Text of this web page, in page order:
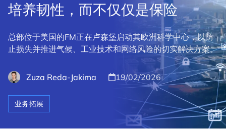
培养韧性，而不仅仅是保险
总部位于美国的FM正在卢森堡启动其欧洲科学中心，以防
止损失并推进气候、工业技术和网络风险的切实解决方案。
Zuza Reda-Jakima 19/02/2026
业务拓展